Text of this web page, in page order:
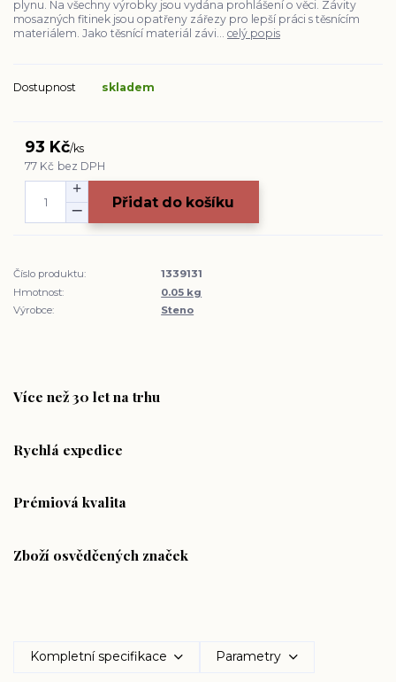
plynu. Na všechny výrobky jsou vydána prohlášení o věci. Závity
mosazných fitinek jsou opatřeny zářezy pro lepší práci s těsnícím
materiálem. Jako těsnící materiál závi... celý popis
Dostupnost skladem
93 Kč/ks
77 Kč bez DPH
Přidat do košíku
Číslo produktu:
1339131
Hmotnost:
0.05 kg
Výrobce:
Steno
Více než 30 let na trhu
Rychlá expedice
Prémiová kvalita
Zboží osvědčených značek
Kompletní specifikace Parametry